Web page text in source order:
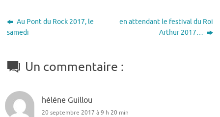
Au Pont du Rock 2017, le
samedi
en attendant le festival du Roi
Arthur 2017…
Un commentaire :
héléne Guillou
20 septembre 2017 à 9 h 20 min